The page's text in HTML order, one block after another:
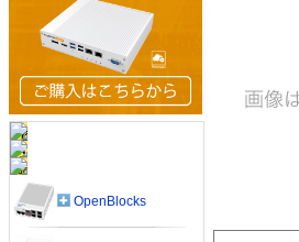
OpenBlocks